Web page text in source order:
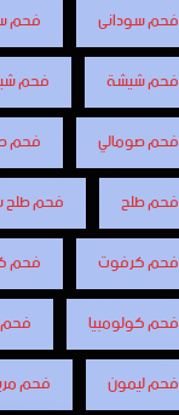
فحم سودانى
فحم
فحم شيشة
فحم
فحم صومالي
فحم
فحم طلح
فحم طلح
فحم كرفوت
فحم
فحم كولومبيا
فحم
فحم ليمون
فحم